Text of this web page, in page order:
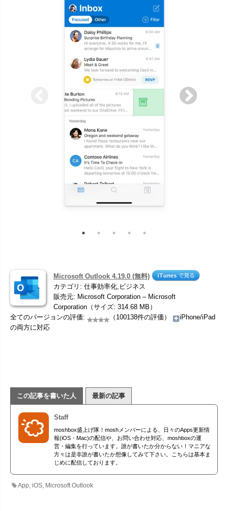
Microsoft Outlook 4.19.0 (無料)
カテゴリ: 仕事効率化,ビジネス
販売元: Microsoft Corporation – Microsoft
Corporation（サイズ: 314.68 MB）
全てのバージョンの評価:
（100138件の評価）
iPhone/iPad
の両方に対応
この記事を書いた人 最新の記事
Staff
moshbox盛上げ隊！moshメンバーによる、日々のApps更新情
報(iOS・Mac)の配信や、お問い合わせ対応、moshboxの運
営・編集を行っています。誰が書いたか分からない！マニアな
方々は是非誰が書いたか想像してみて下さい。こちらは基本ま
じめに配信しております。
App ,iOS Microsoft Outlook